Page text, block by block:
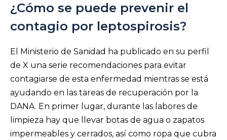
¿Cómo se puede prevenir el
contagio por leptospirosis?
El Ministerio de Sanidad ha publicado en su perfil
de X una serie recomendaciones para evitar
contagiarse de esta enfermedad mientras se está
ayudando en las tareas de recuperación por la
DANA. En primer lugar, durante las labores de
limpieza hay que llevar botas de agua o zapatos
impermeables y cerrados, así como ropa que cubra